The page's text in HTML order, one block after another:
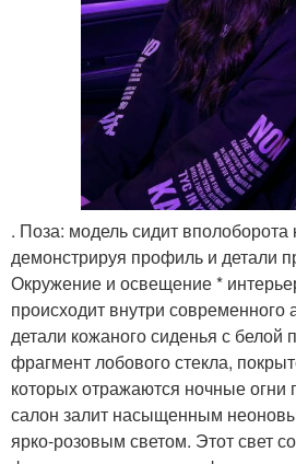
. Поза: модель сидит вполоборота
демонстрируя профиль и детали
Окружение и освещение *
происходит внутри
детали кожаного сиденья с белой
фрагмент лобового стекла,
которых отражаются ночные
салон залит насыщенным
ярко-розовым светом. Этот свет